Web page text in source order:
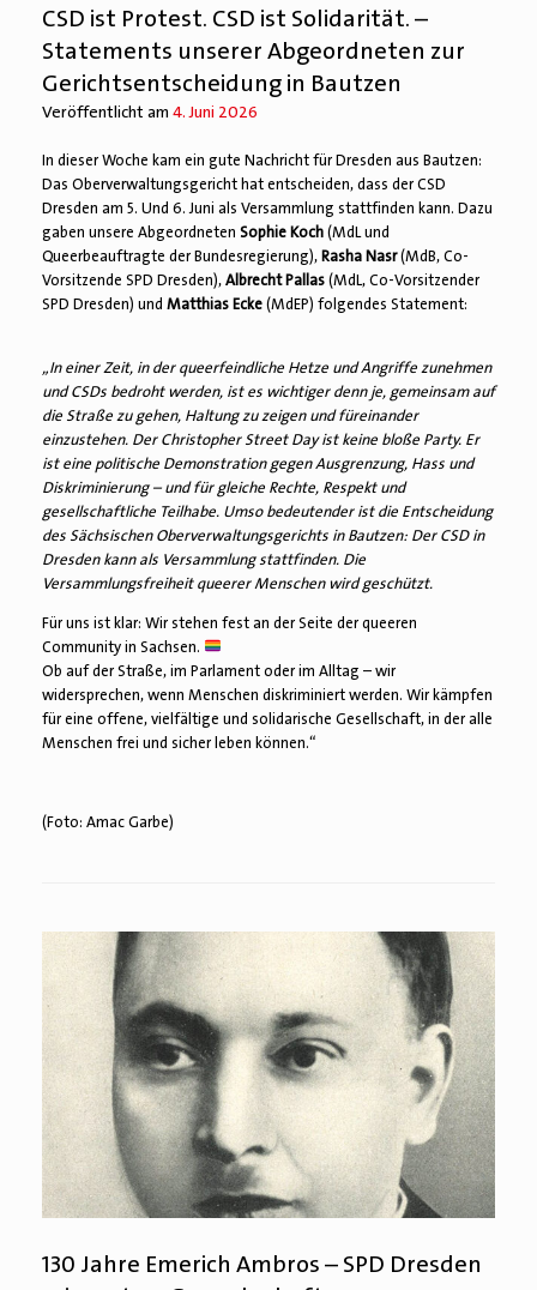
CSD ist Protest. CSD ist Solidarität. –
Statements unserer Abgeordneten zur
Gerichtsentscheidung in Bautzen
Veröffentlicht am 4. Juni 2026
In dieser Woche kam ein gute Nachricht für Dresden aus Bautzen:
Das Oberverwaltungsgericht hat entscheiden, dass der CSD
Dresden am 5. Und 6. Juni als Versammlung stattfinden kann. Dazu
gaben unsere Abgeordneten Sophie Koch(MdL und
Queerbeauftragte der Bundesregierung),Rasha Nasr(MdB, Co-
Vorsitzende SPD Dresden),Albrecht Pallas(MdL, Co-Vorsitzender
SPD Dresden) und Matthias Ecke(MdEP) folgendes Statement:
„In einer Zeit, in der queerfeindliche Hetze und Angriffe zunehmen
und CSDs bedroht werden, ist es wichtiger denn je, gemeinsam auf
die Straße zu gehen, Haltung zu zeigen und füreinander
einzustehen. Der Christopher Street Day ist keine bloße Party. Er
ist eine politische Demonstration gegen Ausgrenzung, Hass und
Diskriminierung – und für gleiche Rechte, Respekt und
gesellschaftliche Teilhabe. Umso bedeutender ist die Entscheidung
des Sächsischen Oberverwaltungsgerichts in Bautzen: Der CSD in
Dresden kann als Versammlung stattfinden. Die
Versammlungsfreiheit queerer Menschen wird geschützt.
Für uns ist klar: Wir stehen fest an der Seite der queeren
Community in Sachsen.
Ob auf der Straße, im Parlament oder im Alltag – wir
widersprechen, wenn Menschen diskriminiert werden. Wir kämpfen
für eine offene, vielfältige und solidarische Gesellschaft, in der alle
Menschen frei und sicher leben können.“
(Foto: Amac Garbe)
130 Jahre Emerich Ambros – SPD Dresden